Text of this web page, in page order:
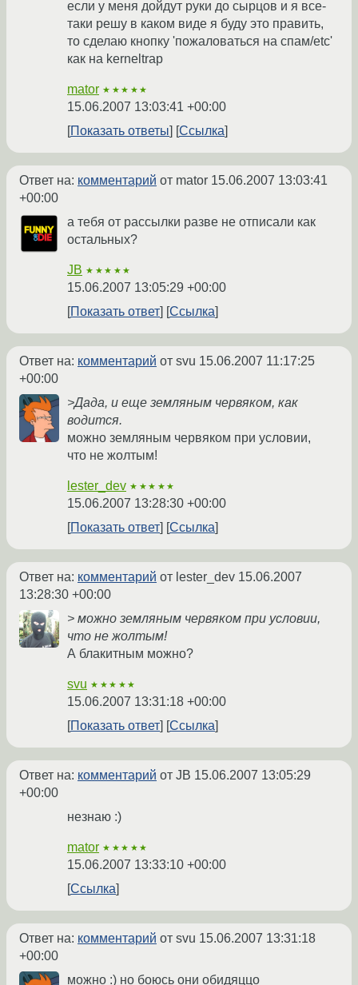
если у меня дойдут руки до сырцов и я все-
таки решу в каком виде я буду это править,
то сделаю кнопку 'пожаловаться на спам/etc'
как на kerneltrap
mator ★★★★★
15.06.2007 13:03:41 +00:00
Показать ответы
Ссылка
Ответ на: комментарий от mator 15.06.2007 13:03:41
+00:00
а тебя от рассылки разве не отписали как
остальных?
JB ★★★★★
15.06.2007 13:05:29 +00:00
Показать ответ
Ссылка
Ответ на: комментарий от svu 15.06.2007 11:17:25
+00:00
>Дада, и еще земляным червяком, как
водится.
можно земляным червяком при условии,
что не жолтым!
lester_dev ★★★★★
15.06.2007 13:28:30 +00:00
Показать ответ
Ссылка
Ответ на: комментарий от lester_dev 15.06.2007
13:28:30 +00:00
> можно земляным червяком при условии,
что не жолтым!
А блакитным можно?
svu ★★★★★
15.06.2007 13:31:18 +00:00
Показать ответ
Ссылка
Ответ на: комментарий от JB 15.06.2007 13:05:29
+00:00
незнаю :)
mator ★★★★★
15.06.2007 13:33:10 +00:00
Ссылка
Ответ на: комментарий от svu 15.06.2007 13:31:18
+00:00
можно :) но боюсь они обидяццо